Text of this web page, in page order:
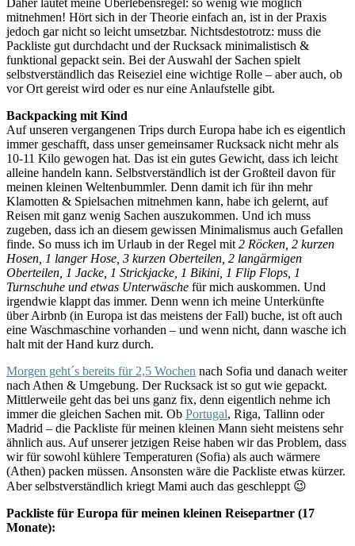
mitnehmen! Hört sich in der Theorie einfach an, ist in der Praxis
jedoch gar nicht so leicht umsetzbar. Nichtsdestotrotz: muss die
Packliste gut durchdacht und der Rucksack minimalistisch &
funktional gepackt sein. Bei der Auswahl der Sachen spielt
selbstverständlich das Reiseziel eine wichtige Rolle – aber auch, ob
vor Ort gereist wird oder es nur eine Anlaufstelle gibt.
Backpacking mit Kind
Auf unseren vergangenen Trips durch Europa habe ich es eigentlich
immer geschafft, dass unser gemeinsamer Rucksack nicht mehr als
10-11 Kilo gewogen hat. Das ist ein gutes Gewicht, dass ich leicht
alleine handeln kann. Selbstverständlich ist der Großteil davon für
meinen kleinen Weltenbummler. Denn damit ich für ihn mehr
Klamotten & Spielsachen mitnehmen kann, habe ich gelernt, auf
Reisen mit ganz wenig Sachen auszukommen. Und ich muss
zugeben, dass ich an diesem gewissen Minimalismus auch Gefallen
finde. So muss ich im Urlaub in der Regel mit 2 Röcken, 2 kurzen
Hosen, 1 langer Hose, 3 kurzen Oberteilen, 2 langärmigen
Oberteilen, 1 Jacke, 1 Strickjacke, 1 Bikini, 1 Flip Flops, 1
Turnschuhe und etwas Unterwäsche für mich auskommen. Und
irgendwie klappt das immer. Denn wenn ich meine Unterkünfte
über Airbnb (in Europa ist das meistens der Fall) buche, ist oft auch
eine Waschmaschine vorhanden – und wenn nicht, dann wasche ich
halt mit der Hand kurz durch.
Morgen geht´s bereits für 2,5 Wochen nach Sofia und danach weiter
nach Athen & Umgebung. Der Rucksack ist so gut wie gepackt.
Mittlerweile geht das bei uns ganz fix, denn eigentlich nehme ich
immer die gleichen Sachen mit. Ob Portugal, Riga, Tallinn oder
Madrid – die Packliste für meinen kleinen Mann sieht meistens sehr
ähnlich aus. Auf unserer jetzigen Reise haben wir das Problem, dass
wir für sowohl kühlere Temperaturen (Sofia) als auch wärmere
(Athen) packen müssen. Ansonsten wäre die Packliste etwas kürzer.
Aber selbstverständlich kriegt Mami auch das geschleppt 😉
Packliste für Europa für meinen kleinen Reisepartner (17
Monate):